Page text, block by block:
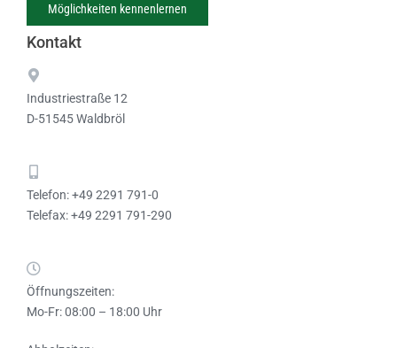
Möglichkeiten kennenlernen
Kontakt
Industriestraße 12
D-51545 Waldbröl
Telefon: +49 2291 791-0
Telefax: +49 2291 791-290
Öffnungszeiten:
Mo-Fr: 08:00 – 18:00 Uhr